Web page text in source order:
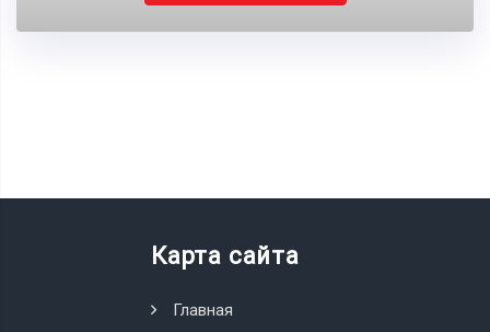
Карта сайта
Главная